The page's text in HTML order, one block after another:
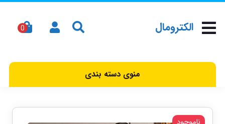
الکترومال
منوی دسته بندی